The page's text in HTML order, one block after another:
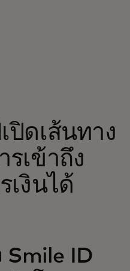
รม
ปิดเส้นทาง
เข้าถึง
เงินได้
Smile ID